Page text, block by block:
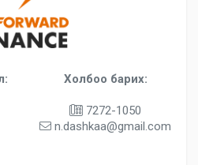
Холбоо барих:
7272-1050
n.dashkaa@gmail.com